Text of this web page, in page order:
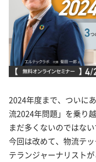
2024年度まで、ついに
流2024年問題」を乗り
まだ多くないのではな
今回は改めて、物流テ
テランジャーナリスト